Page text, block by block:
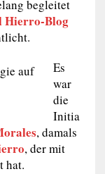
begleitet
Hierro-Blog
Es
war
die
Initia
, damals
, der mit
hat.